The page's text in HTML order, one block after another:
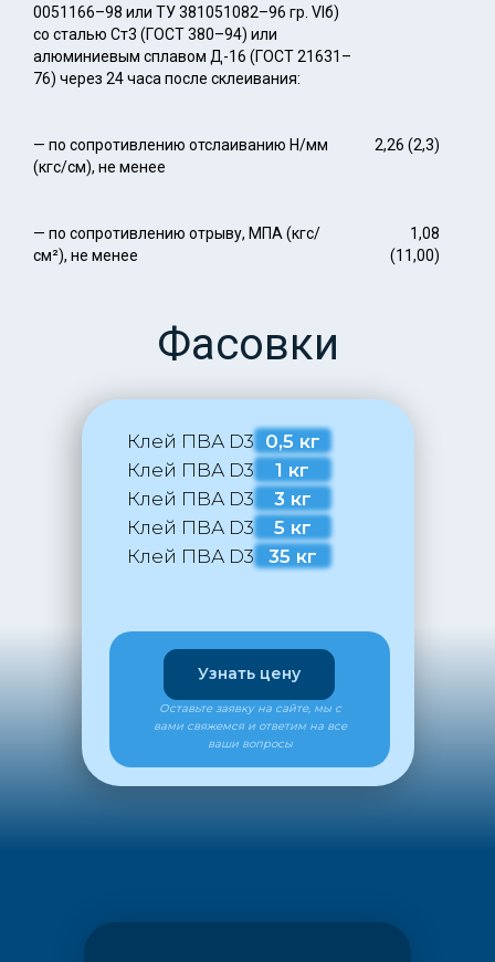
0051166–98 или ТУ 381051082–96 гр. VIб)
со сталью Ст3 (ГОСТ 380–94) или
алюминиевым сплавом Д-16 (ГОСТ 21631–
76) через 24 часа после склеивания:
— по сопротивлению отслаиванию Н/мм
(кгс/см), не менее
2,26 (2,3)
— по сопротивлению отрыву, МПА (кгс/
см²), не менее
1,08
(11,00)
Клей ПВА D3 0,5 кг
Клей ПВА D3
1 кг
Клей ПВА D3
3 кг
Клей ПВА D3
5 кг
Клей ПВА D3
35 кг
Оставьте заявку на сайте, мы с
вами свяжемся и ответим на все
ваши вопросы
Узнать цену
Фасовки